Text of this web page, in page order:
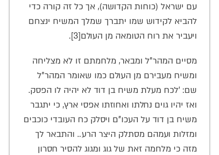
עם ישראל (כוחות הקדושה), אך כל זה קורה כדי
להביא לקידוש שמו יתברך שמלך המשיח ינצחם
ויעביר את רוח הטומאה מן העולם[3].
מסיים המהר"ל ומבאר, מלחמתם זו לא מצליחה
ומשיח מעבירם מן העולם כמו שאומר המהר"ל
שם: 'לכח מעלת משיח בן דוד לא יהיה לו הפסק.
ואז יהיו גוים נחלתו ואחוזתו אפסי ארץ, כי יתגבר
משיח בן דוד על העכו"ם ויסלק כח העובדי כוכבים
ומזלות ועמהם מסתלק היצר הרע.. והתבאר לך
מזה כי מלחמה זאת של גוג ומגוג להסיר חסרון